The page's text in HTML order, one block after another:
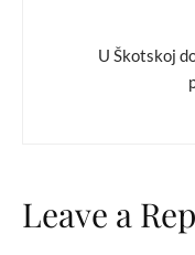
U Škotskoj
Leave a